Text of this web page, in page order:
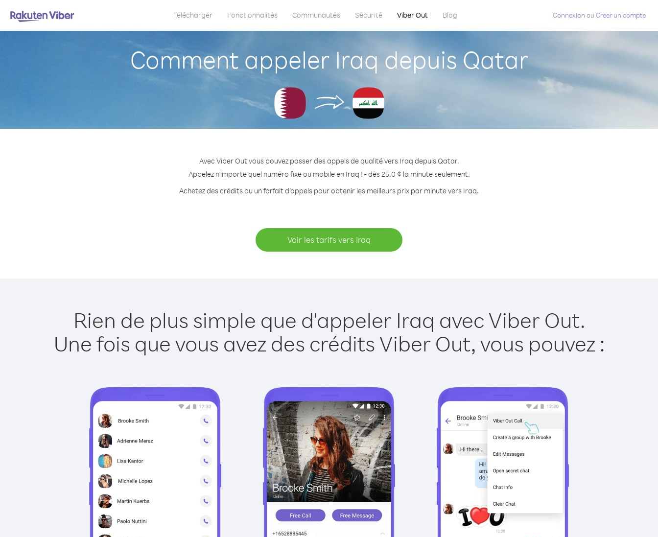
Télécharger Fonctionnalités Communautés Sécurité Viber Out Blog Connexion ou Créer un compte
Comment appeler Iraq depuis Qatar
Avec Viber Out vous pouvez passer des appels de qualité vers Iraq depuis Qatar.
Appelez n'importe quel numéro fixe ou mobile en Iraq ! - dès 25.0 ¢ la minute seulement.
Achetez des crédits ou un forfait d’appels pour obtenir les meilleurs prix par minute vers Iraq.
Voir les tarifs vers Iraq
Rien de plus simple que d'appeler Iraq avec Viber Out.
Une fois que vous avez des crédits Viber Out, vous pouvez :